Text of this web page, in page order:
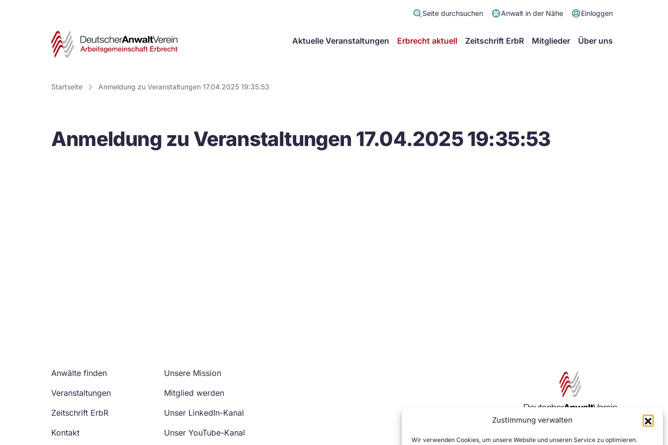
Zustimmung verwalten
Wir verwenden Cookies, um unsere Website und unseren Service zu optimieren.
Seite durchsuchen Anwalt in der Nähe Einloggen
Deutscher
Verein
Arbeitsgemeinschaft
Aktuelle Veranstaltungen Erbrecht aktuell Zeitschrift ErbR Mitglieder Über uns
Startseite Anmeldung zu Veranstaltungen 17.04.2025 19:35:53
Anmeldung zu Veranstaltungen 17.04.2025 19:35:53
Anwälte finden
Veranstaltungen
Zeitschrift ErbR
Kontakt
Unsere Mission
Mitglied werden
Unser LinkedIn-Kanal
Unser YouTube-Kanal
Zur DAV Webseite